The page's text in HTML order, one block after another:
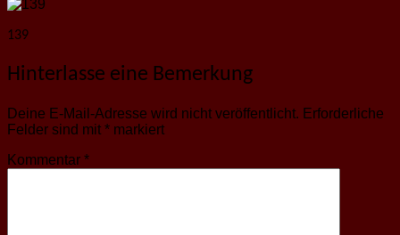
139
Hinterlasse eine Bemerkung
Deine E-Mail-Adresse wird nicht veröffentlicht. Erforderliche
Felder sind mit * markiert
Kommentar *